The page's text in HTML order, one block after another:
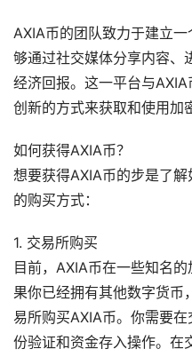
AXIA币的团队致力于建立
够通过社交媒体分享内容、
经济回报。这一平台与
创新的方式来获取和使用加
如何获得AXIA币？
想要获得AXIA币的步是了
的购买方式：
1. 交易所购买
目前，AXIA币在一些知名
果你已经拥有其他数字货币
易所购买AXIA币。你需要在
份验证和资金存入操作。在